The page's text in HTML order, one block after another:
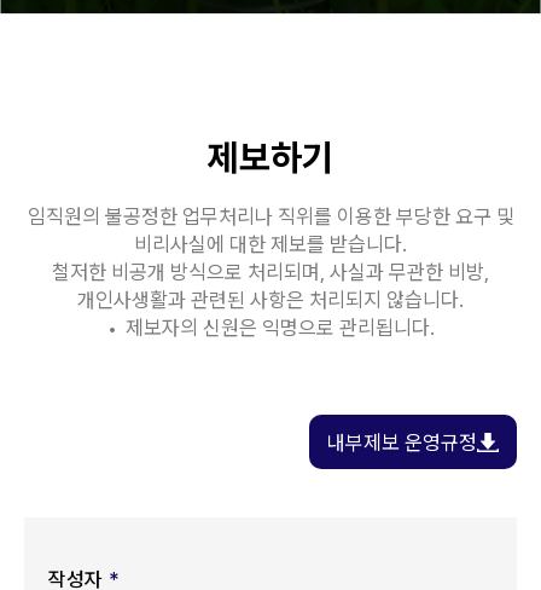
제보하기
임직원의 불공정한 업무처리나 직위를 이용한 부당한 요구 및
비리사실에 대한 제보를 받습니다.
철저한 비공개 방식으로 처리되며, 사실과 무관한 비방,
개인사생활과 관련된 사항은 처리되지 않습니다.
제보자의 신원은 익명으로 관리됩니다.
내부제보 운영규정
작성자 *